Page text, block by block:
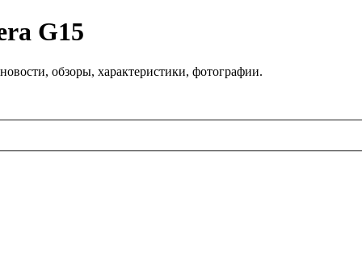
G15
обзоры, характеристики, фотографии.